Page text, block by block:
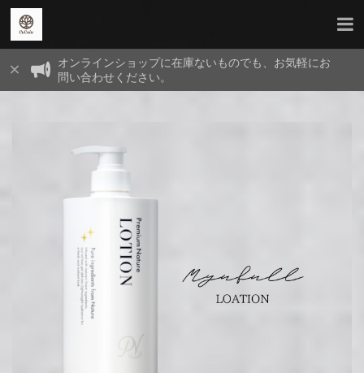
オンラインショップに在庫ないものでも、お気軽にお
問い合わせください。